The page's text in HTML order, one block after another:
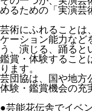
めるための「実演芸
芸術にふれることは
ケーション能力など
う、演じる、踊る
鑑賞・体験すること
ります。
芸団協は、国や地方
体験・鑑賞機会の充
●芸能花伝舎でイベ